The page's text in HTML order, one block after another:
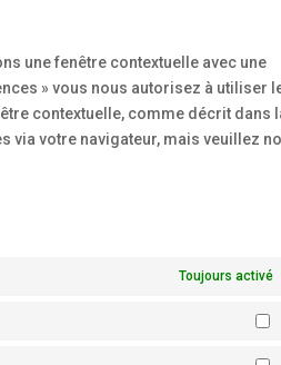
une fenêtre contextuelle avec une
» vous nous autorisez à utiliser
contextuelle, comme décrit dans
via votre navigateur, mais veuillez
Toujours activé